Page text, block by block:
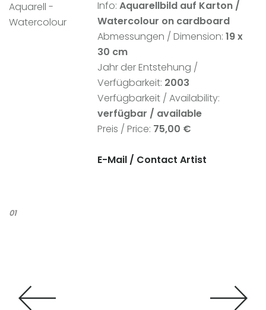
Aquarell -
Watercolour
Info:Aquarellbild auf Karton /
Watercolour on cardboard
Abmessungen / Dimension:19 x
30 cm
Jahr der Entstehung /
Verfügbarkeit: 2003
Verfügbarkeit / Availability:
verfügbar / available
Preis / Price: 75,00 €
E-Mail / Contact Artist
01